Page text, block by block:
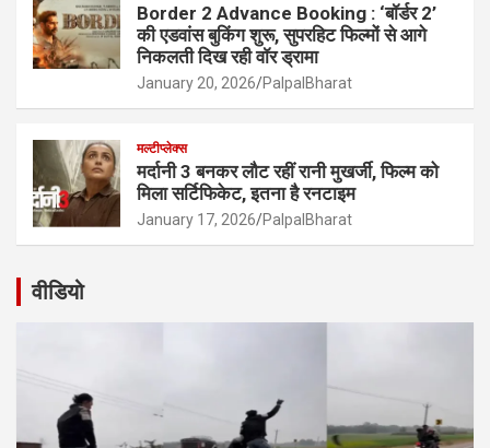
Border 2 Advance Booking : ‘बॉर्डर 2’
की एडवांस बुकिंग शुरू, सुपरहिट फिल्मों से आगे
निकलती दिख रही वॉर ड्रामा
January 20, 2026 PalpalBharat
मल्टीप्लेक्स
मर्दानी 3 बनकर लौट रहीं रानी मुखर्जी, फिल्म को
मिला सर्टिफिकेट, इतना है रनटाइम
January 17, 2026 PalpalBharat
वीडियो